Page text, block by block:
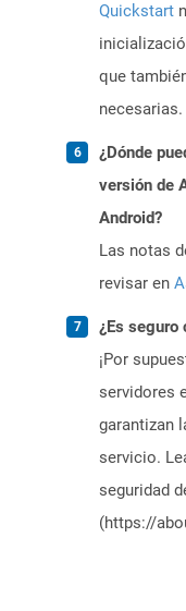
Quickstart
que
necesarias.
¿Dónde
versión de
Android?
Las notas
revisar en
¿Es seguro
¡Por
servidores
garantizan
servicio.
seguridad
(https://